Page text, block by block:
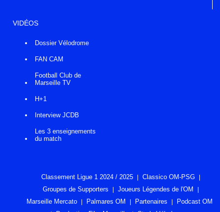
VIDÉOS
Dossier Vélodrome
FAN CAM
Football Club de
Marseille TV
H+1
Interview JCDB
Les 3 enseignements
du match
Classement Ligue 1 2024 / 2025
Classico OM-PSG
Groupes de Supporters
Joueurs Légendes de l'OM
Marseille Mercato
Palmares OM Partenaires
Podcast OM